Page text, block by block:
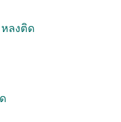
ลงติด